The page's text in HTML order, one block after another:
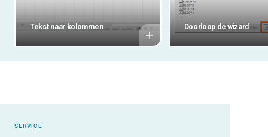
Tekst naar kolommen Doorloop de wizard
SERVICE